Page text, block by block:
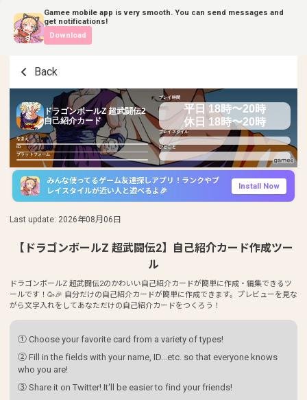
Gamee mobile app is very smooth. You can send messages and
get notifications!
Download
Back
ドラゴンボールZ 超武闘伝2
自己紹介カード
なまえ
ID
プラットフォーム
プレイ時間
平日 18時〜20時
休日 18時〜20時
プレイスタイル
ひとこと
みんな使ってるゲーム友達探しアプリ！ランクやプ
レイスタイルが近い人と遊べるよ🎉
Install Now
Last update: 2026年08月06日
【ドラゴンボールZ 超武闘伝2】自己紹介カード作成ツー
ル
ドラゴンボールZ 超武闘伝2のかわいい自己紹介カードが簡単に作成・編集できるツ
ールです！🥳🎉 自分だけの自己紹介カードが簡単に作成できます。プレビューを見な
がら文字入れをしてあなただけの自己紹介カードをつくろう！
① Choose your favorite card from a variety of types!
② Fill in the fields with your name, ID...etc. so that everyone knows
who you are!
③ Share it on Twitter! It'll be easier to find your friends!